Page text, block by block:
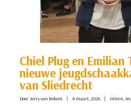
Chiel Plug en Emilian
nieuwe
van Sliedrecht
Door Jerry van Rekom 4 maart, 2026 Intern,